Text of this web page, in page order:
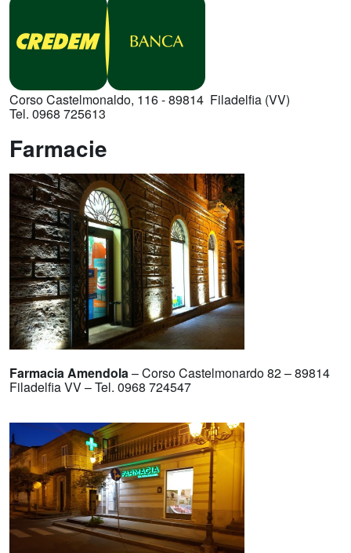
Corso Castelmonaldo, 116 - 89814 Filadelfia (VV)
Tel. 0968 725613
Farmacie
Farmacia Amendola– Corso Castelmonardo 82 – 89814
Filadelfia VV – Tel. 0968 724547